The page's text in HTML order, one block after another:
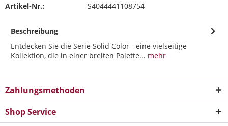
Artikel-Nr.: S4044441108754
Beschreibung
Entdecken Sie die Serie Solid Color - eine vielseitige
Kollektion, die in einer breiten Palette... mehr
Zahlungsmethoden
Shop Service